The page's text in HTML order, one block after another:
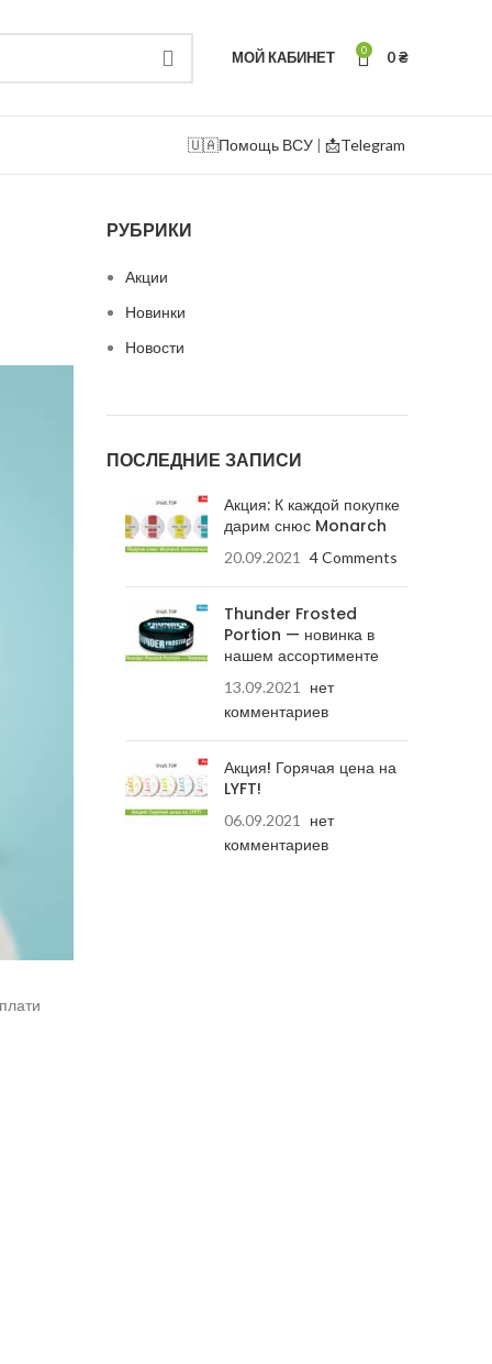
МОЙ КАБИНЕТ 0 0₴
🇺🇦Помощь ВСУ | 📩Telegram
РУБРИКИ
Акции
Новинки
Новости
ПОСЛЕДНИЕ ЗАПИСИ
Акция: К каждой покупке
дарим снюс Monarch
20.09.2021 4 Comments
Thunder Frosted
Portion — новинка в
нашем ассортименте
13.09.2021
нет
комментариев
Акция! Горячая цена на
LYFT!
06.09.2021
нет
комментариев